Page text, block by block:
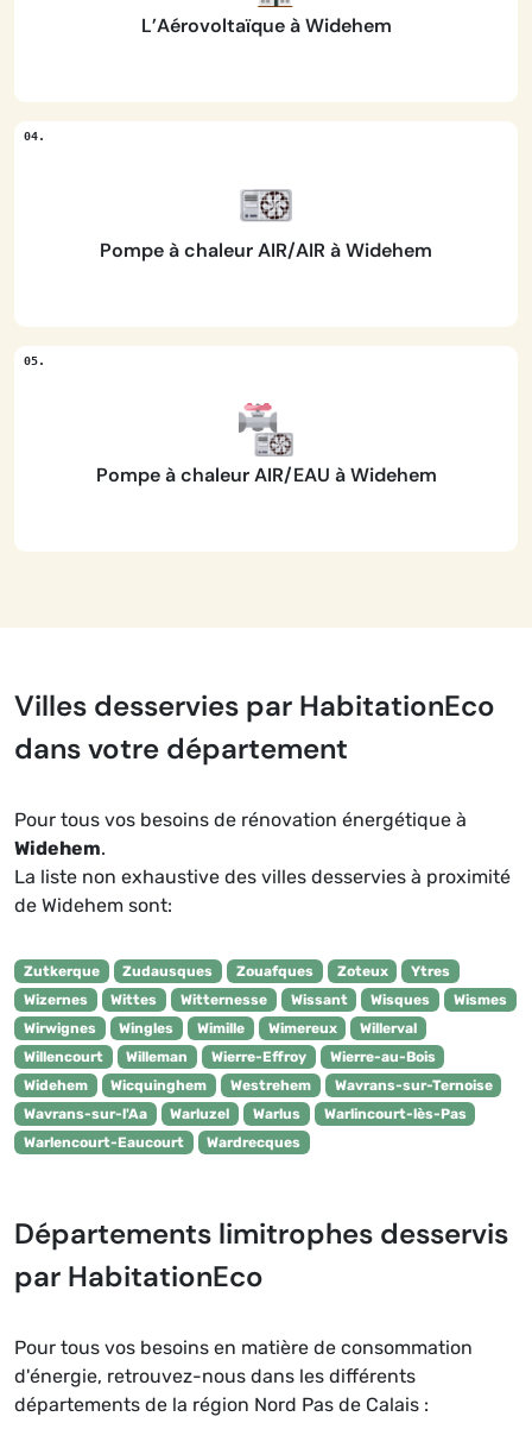
L’Aérovoltaïque à Widehem
Pompe à chaleur AIR/AIR à Widehem
Pompe à chaleur AIR/EAU à Widehem
Villes desservies par HabitationEco
dans votre département
Pour tous vos besoins de rénovation énergétique à
Widehem.
La liste non exhaustive des villes desservies à proximité
de Widehem sont:
Zutkerque Zudausques Zouafques Zoteux
Ytres
Wizernes
Wittes Witternesse Wissant Wisques
Wismes
Wirwignes
Wingles Wimille Wimereux
Willerval
Willencourt
Willeman Wierre-Effroy
Wierre-au-Bois
Widehem
Wicquinghem Westrehem
Wavrans-sur-Ternoise
Wavrans-sur-l'Aa
Warluzel Warlus
Warlincourt-lès-Pas
Warlencourt-Eaucourt
Wardrecques
Départements limitrophes desservis
par HabitationEco
Pour tous vos besoins en matière de consommation
d'énergie, retrouvez-nous dans les différents
départements de la région Nord Pas de Calais :